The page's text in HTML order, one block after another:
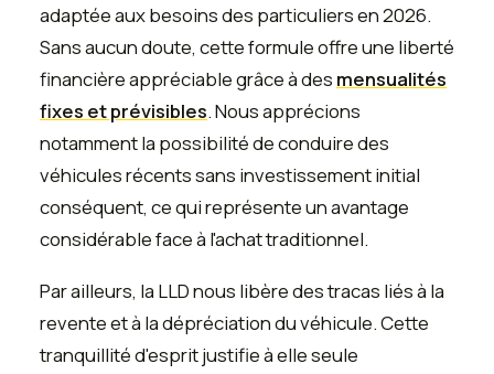
adaptée aux besoins des particuliers en 2026.
Sans aucun doute, cette formule offre une liberté
financière appréciable grâce à des mensualités
fixes et prévisibles. Nous apprécions
notamment la possibilité de conduire des
véhicules récents sans investissement initial
conséquent, ce qui représente un avantage
considérable face à l'achat traditionnel.
Par ailleurs, la LLD nous libère des tracas liés à la
revente et à la dépréciation du véhicule. Cette
tranquillité d'esprit justifie à elle seule